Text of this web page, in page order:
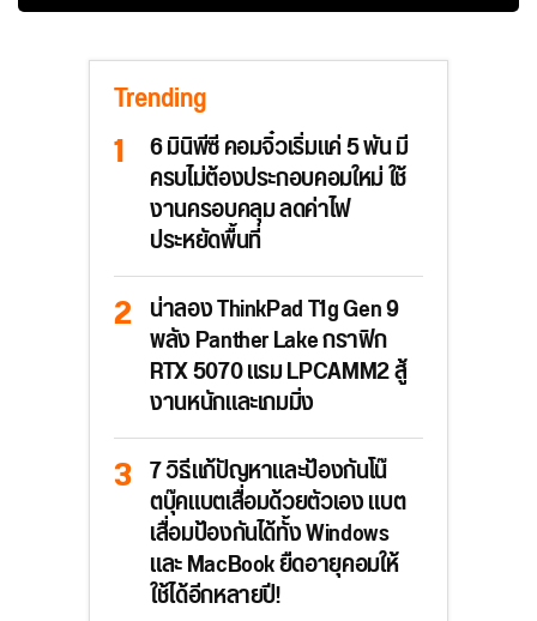
Trending
6 มินิพีซี คอมจิ๋วเริ่มแค่ 5 พัน มี
ครบไม่ต้องประกอบคอมใหม่ ใช้
งานครอบคลุม ลดค่าไฟ
ประหยัดพื้นที่
น่าลอง ThinkPad T1g Gen 9
พลัง Panther Lake กราฟิก
RTX 5070 แรม LPCAMM2 สู้
งานหนักและเกมมิ่ง
7 วิธีแก้ปัญหาและป้องกันโน๊
ตบุ๊คแบตเสื่อมด้วยตัวเอง แบต
เสื่อมป้องกันได้ทั้ง Windows
และ MacBook ยืดอายุคอมให้
ใช้ได้อีกหลายปี!